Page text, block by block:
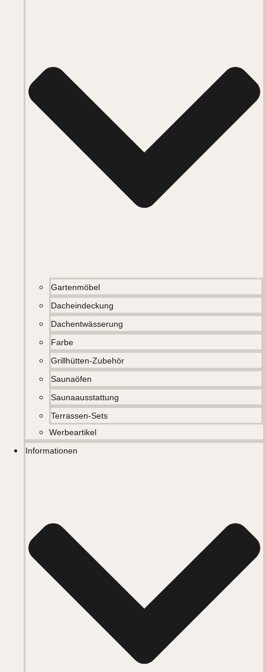
Gartenmöbel
Dacheindeckung
Dachentwässerung
Farbe
Grillhütten-Zubehör
Saunaöfen
Saunaausstattung
Terrassen-Sets
Werbeartikel
Informationen